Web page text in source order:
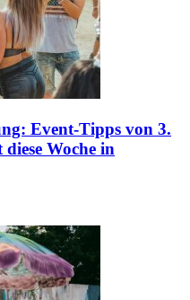
Event-Tipps von 3.
diese Woche in